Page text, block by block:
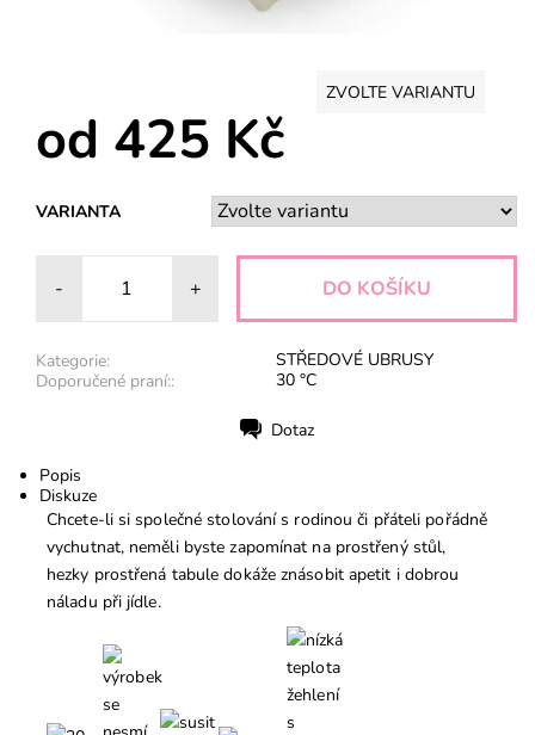
ZVOLTE VARIANTU
od 425 Kč
VARIANTA
- +
Kategorie:
STŘEDOVÉ UBRUSY
Doporučené praní::
30 °C
Dotaz
Popis
Diskuze
Chcete-li si společné stolování s rodinou či přáteli pořádně
vychutnat, neměli byste zapomínat na prostřený stůl,
hezky prostřená tabule dokáže znásobit apetit i dobrou
náladu při jídle.